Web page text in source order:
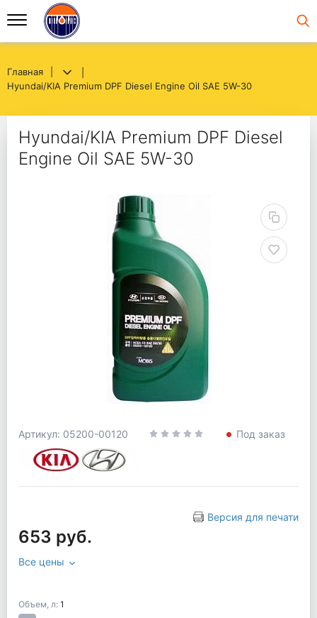
Главная
Hyundai/KIA Premium DPF Diesel Engine Oil SAE 5W-30
Hyundai/KIA Premium DPF Diesel
Engine Oil SAE 5W-30
Артикул: 05200-00120 Под заказ
Версия для печати
653 руб.
Все цены
Объем, л: 1